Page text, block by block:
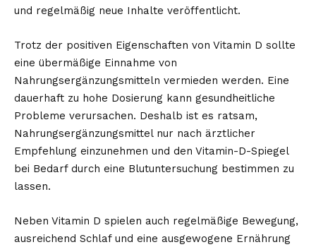
und regelmäßig neue Inhalte veröffentlicht.
Trotz der positiven Eigenschaften von Vitamin D sollte
eine übermäßige Einnahme von
Nahrungsergänzungsmitteln vermieden werden. Eine
dauerhaft zu hohe Dosierung kann gesundheitliche
Probleme verursachen. Deshalb ist es ratsam,
Nahrungsergänzungsmittel nur nach ärztlicher
Empfehlung einzunehmen und den Vitamin-D-Spiegel
bei Bedarf durch eine Blutuntersuchung bestimmen zu
lassen.
Neben Vitamin D spielen auch regelmäßige Bewegung,
ausreichend Schlaf und eine ausgewogene Ernährung